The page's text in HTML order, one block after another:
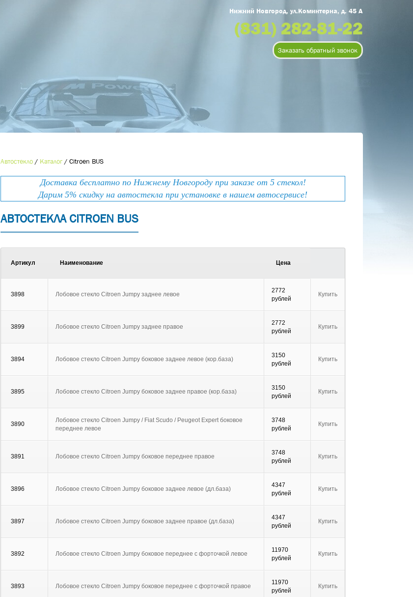
Нижний Новгород, ул.Коминтерна, д. 45 А
(831) 282-81-22
Заказать обратный звонок
Автостекло / Каталог / Citroen BUS
Доставка бесплатно по Нижнему Новгороду при заказе от 5 стекол!
Дарим 5% скидку на автостекла при установке в нашем автосервисе!
АВТОСТЕКЛА CITROEN BUS
Артикул Наименование Цена
3898 Лобовое стекло Citroen Jumpy заднее левое
2772
рублей
Купить
3899 Лобовое стекло Citroen Jumpy заднее правое
2772
рублей
Купить
3894 Лобовое стекло Citroen Jumpy боковое заднее левое (кор.база)
3150
рублей
Купить
3895 Лобовое стекло Citroen Jumpy боковое заднее правое (кор.база)
3150
рублей
Купить
3890
Лобовое стекло Citroen Jumpy / Fiat Scudo / Peugeot Expert боковое
переднее левое
3748
рублей
Купить
3891 Лобовое стекло Citroen Jumpy боковое переднее правое
3748
рублей
Купить
3896 Лобовое стекло Citroen Jumpy боковое заднее левое (дл.база)
4347
рублей
Купить
3897 Лобовое стекло Citroen Jumpy боковое заднее правое (дл.база)
4347
рублей
Купить
3892 Лобовое стекло Citroen Jumpy боковое переднее с форточкой левое
11970
рублей
Купить
3893 Лобовое стекло Citroen Jumpy боковое переднее с форточкой правое
11970
рублей
Купить
Оставьте номер телефона и мы Вам
перезвоним!
Номер телефона*
Ваше сообщение*
Оформить заказ
Наименование товара
С установкой